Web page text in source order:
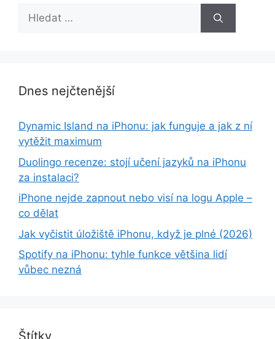
Hledat:
Dnes nejčtenější
Dynamic Island na iPhonu: jak funguje a jak z ní
vytěžit maximum
Duolingo recenze: stojí učení jazyků na iPhonu
za instalaci?
iPhone nejde zapnout nebo visí na logu Apple –
co dělat
Jak vyčistit úložiště iPhonu, když je plné (2026)
Spotify na iPhonu: tyhle funkce většina lidí
vůbec nezná